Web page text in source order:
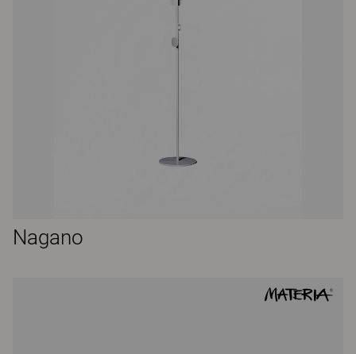
Nagano